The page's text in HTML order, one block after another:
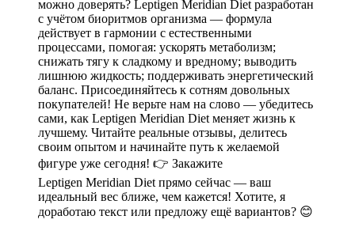
можно доверять? Leptigen Meridian Diet разработан
с учётом биоритмов организма — формула
действует в гармонии с естественными
процессами, помогая: ускорять метаболизм;
снижать тягу к сладкому и вредному; выводить
лишнюю жидкость; поддерживать энергетический
баланс. Присоединяйтесь к сотням довольных
покупателей! Не верьте нам на слово — убедитесь
сами, как Leptigen Meridian Diet меняет жизнь к
лучшему. Читайте реальные отзывы, делитесь
своим опытом и начинайте путь к желаемой
фигуре уже сегодня! 👉 Закажите
Leptigen Meridian Diet прямо сейчас — ваш
идеальный вес ближе, чем кажется! Хотите, я
доработаю текст или предложу ещё вариантов? 😊